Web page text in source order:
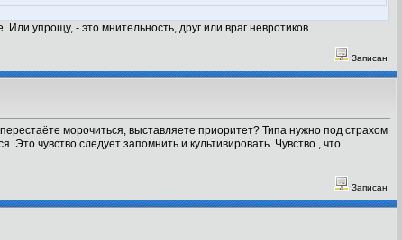
упрощу, - это мнительность, друг или враг невротиков.
Записан
морочиться, выставляете приоритет? Типа нужно под страхом
чувство следует запомнить и культивировать. Чувство , что
Записан